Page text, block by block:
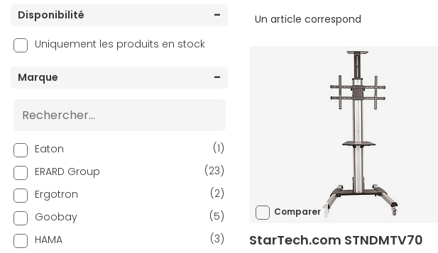
Disponibilité
Uniquement les produits en stock
Marque
Eaton
(1)
ERARD Group
(23)
Ergotron
(2)
Goobay
(5)
HAMA
(3)
Un article correspond
Comparer
StarTech.com STNDMTV70